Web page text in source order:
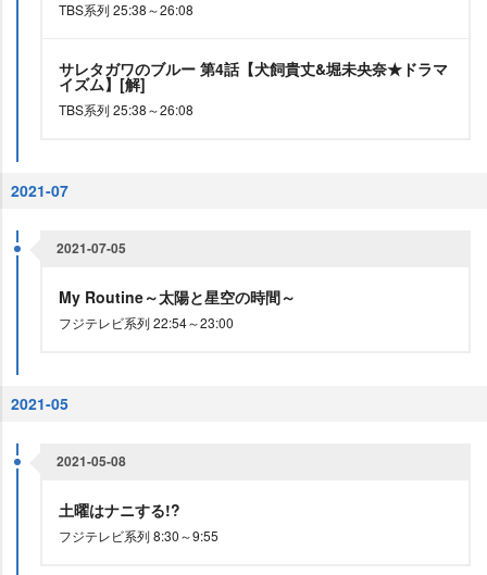
TBS系列 25:38～26:08
サレタガワのブルー 第4話【犬飼貴丈&堀未央奈★ドラマ
イズム】[解]
TBS系列 25:38～26:08
2021-07
2021-07-05
My Routine～太陽と星空の時間～
フジテレビ系列 22:54～23:00
2021-05
2021-05-08
土曜はナニする!?
フジテレビ系列 8:30～9:55